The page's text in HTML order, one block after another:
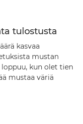
tulostusta
kasvaa
mustan
kun olet tien
mustaa väriä